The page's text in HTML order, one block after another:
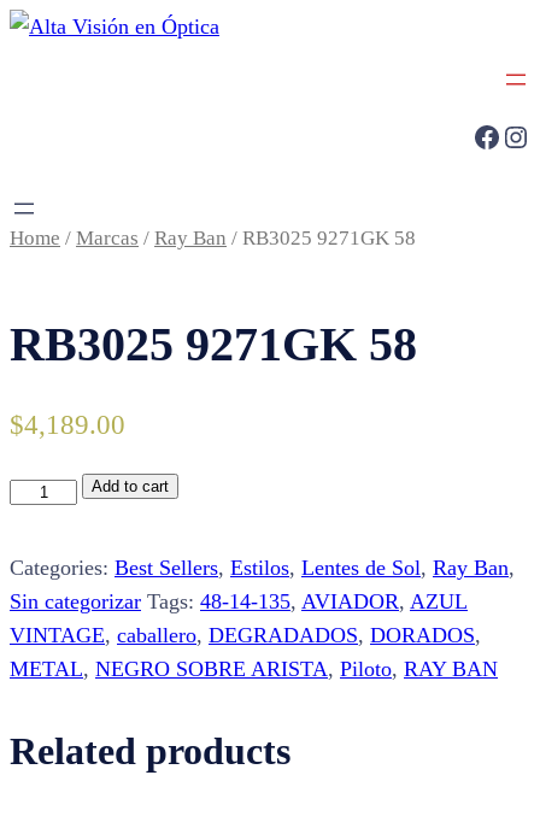
Saltar
Facebook Instagram
Home / Marcas / Ray Ban / RB3025 9271GK 58
RB3025 9271GK 58
$4,189.00
RB3025
58
quantity
Add to cart
Categories: Best Sellers, Estilos, Lentes de Sol, Ray Ban,
Sin categorizar Tags: 48-14-135, AVIADOR, AZUL
VINTAGE, caballero, DEGRADADOS, DORADOS,
METAL, NEGRO SOBRE ARISTA, Piloto, RAY BAN
Related products